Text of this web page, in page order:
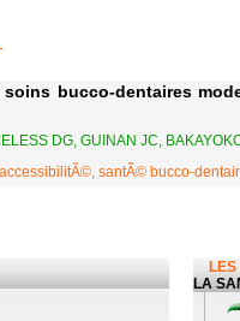
-
bucco-dentaires
DG, GUINAN JC,
accessibilitÃ©, santÃ© bucco-
LA